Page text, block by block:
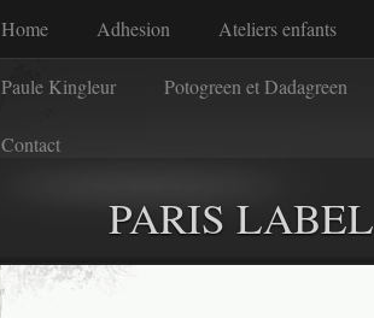
Home Adhesion Ateliers enfants
Paule Kingleur Potogreen et Dadagreen
Contact
PARIS LABEL